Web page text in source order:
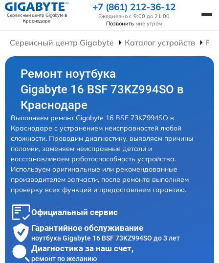
Сервисный центр Gigabyteв
Краснодаре
+7 (861) 212-36-12
Ежедневно с 9:00 до 21:00
Позвонить мне утром
Сервисный центр Gigabyte Каталог устройств
Ремонт ноутбука
Gigabyte 16 BSF 73KZ994SO в
Краснодаре
Выполняем ремонт Gigabyte 16 BSF 73KZ994SO в
Краснодаре с устранением неисправностей любой
сложности. Проводим диагностику, выявляем причины
поломки, заменяем неисправные детали и
восстанавливаем работоспособность устройства.
Используем оригинальные или рекомендованные
производителем запчасти, после ремонта выполняем
проверку всех функций и предоставляем гарантию.
Официальный сервис
Гарантийное обслуживание
ноутбука Gigabyte 16 BSF 73KZ994SO до 3 лет
Диагностика за наш счет,
ремонт по желанию